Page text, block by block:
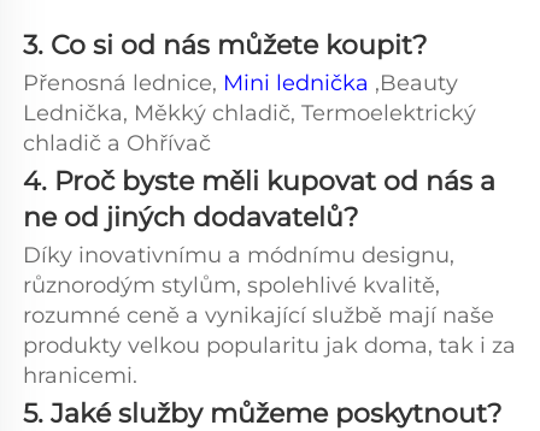
3. Co si od nás můžete koupit?
Přenosná lednice, Mini lednička ,Beauty
Lednička, Měkký chladič, Termoelektrický
chladič a Ohřívač
4. Proč byste měli kupovat od nás a
ne od jiných dodavatelů?
Díky inovativnímu a módnímu designu,
různorodým stylům, spolehlivé kvalitě,
rozumné ceně a vynikající službě mají naše
produkty velkou popularitu jak doma, tak i za
hranicemi.
5. Jaké služby můžeme poskytnout?